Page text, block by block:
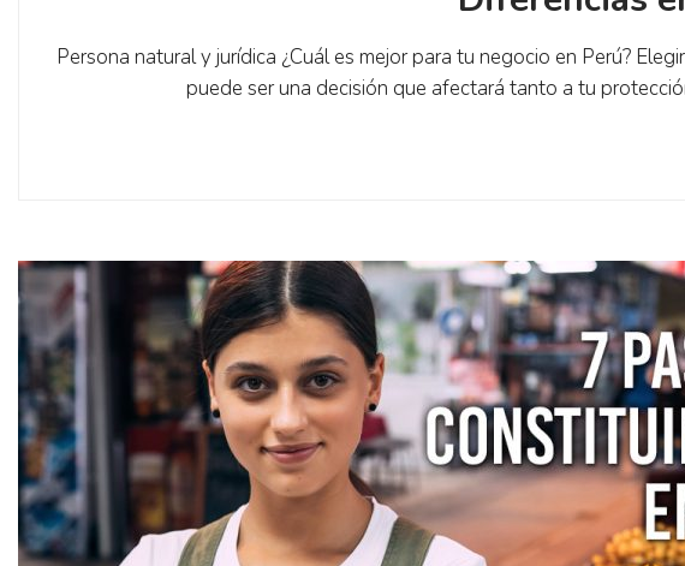
Persona natural y jurídica ¿Cuál es mejor para tu negocio en Perú?
puede ser una decisión que afectará tanto a tu